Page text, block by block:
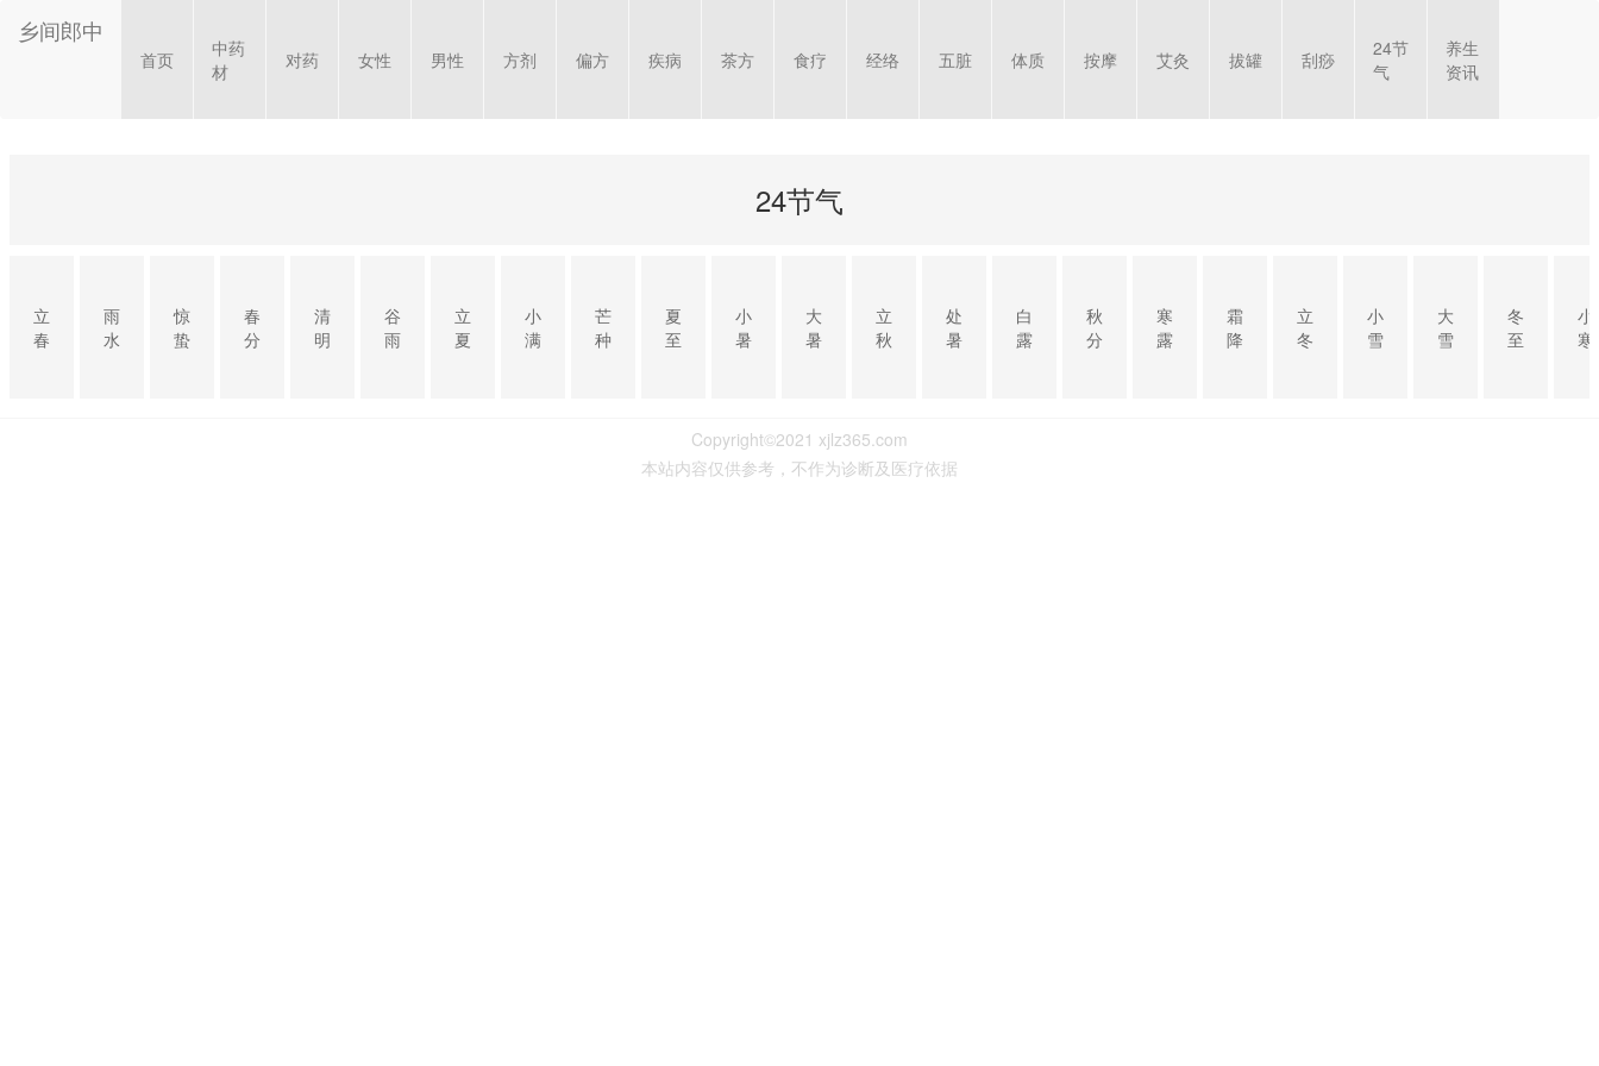
乡间郎中
首页
中药
材
对药 女性 男性 方剂 偏方 疾病 茶方 食疗 经络 五脏 体质 按摩 艾灸 拔罐 刮痧
24节
气
养生
资讯
24节气
立
春
雨
水
惊
蛰
春
分
清
明
谷
雨
立
夏
小
满
芒
种
夏
至
小
暑
大
暑
立
秋
处
暑
白
露
秋
分
寒
露
霜
降
立
冬
小
雪
大
雪
冬
至
小
寒
Copyright©2021 xjlz365.com
本站内容仅供参考，不作为诊断及医疗依据